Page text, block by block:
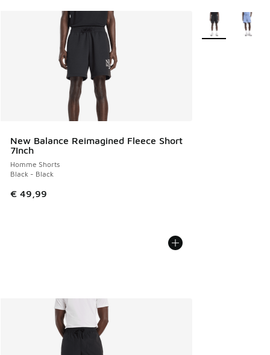
New Balance Reimagined Fleece Short
7Inch
Homme Shorts
Black - Black
€ 49,99
Plus de couleurs